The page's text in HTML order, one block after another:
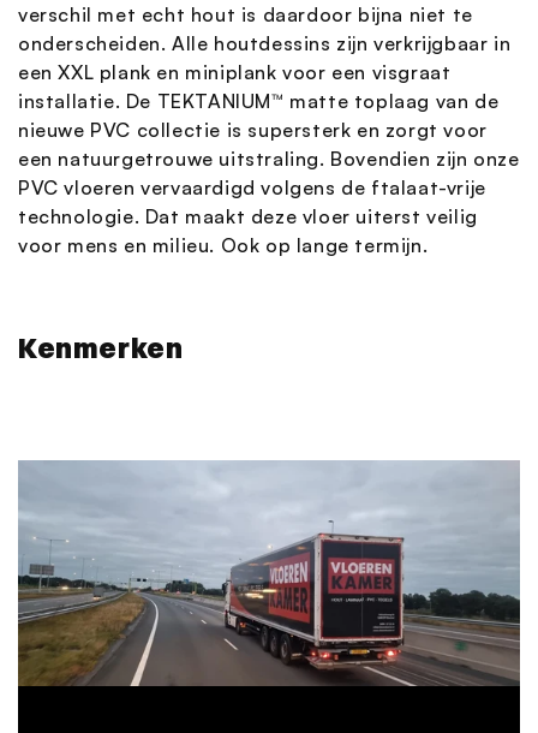
verschil met echt hout is daardoor bijna niet te
onderscheiden. Alle houtdessins zijn verkrijgbaar in
een XXL plank en miniplank voor een visgraat
installatie. De TEKTANIUM™ matte toplaag van de
nieuwe PVC collectie is supersterk en zorgt voor
een natuurgetrouwe uitstraling. Bovendien zijn onze
PVC vloeren vervaardigd volgens de ftalaat-vrije
technologie. Dat maakt deze vloer uiterst veilig
voor mens en milieu. Ook op lange termijn.
Kenmerken